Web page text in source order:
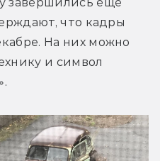
что кадры
На них можно
и символ